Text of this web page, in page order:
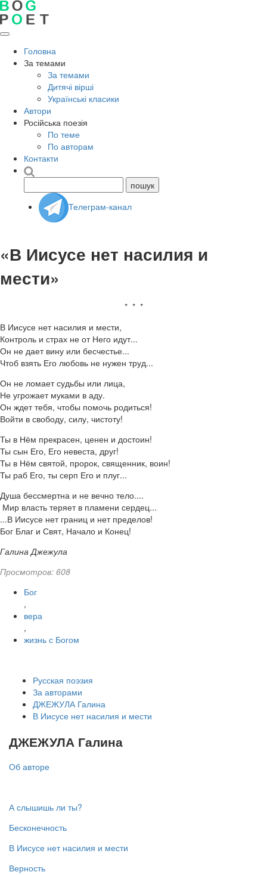
Головна
За темами
За темами
Дитячі вірші
Українські класики
Автори
Російська поезія
По теме
По авторам
Контакти
Телеграм-канал
«В Иисусе нет насилия и
мести»
* * *
В Иисусе нет насилия и мести,
Контроль и страх не от Него идут...
Он не дает вину или бесчестье...
Чтоб взять Его любовь не нужен труд...
Он не ломает судьбы или лица,
Не угрожает муками в аду.
Он ждет тебя, чтобы помочь родиться!
Войти в свободу, силу, чистоту!
Ты в Нём прекрасен, ценен и достоин!
Ты сын Его, Его невеста, друг!
Ты в Нём святой, пророк, священник, воин!
Ты раб Его, ты серп Его и плуг...
Душа бессмертна и не вечно тело....
Мир власть теряет в пламени сердец...
...В Иисусе нет границ и нет пределов!
Бог Благ и Свят, Начало и Конец!
Галина Джежула
Просмотров: 608
Бог
,
вера
,
жизнь с Богом
Русская поэзия
За авторами
ДЖЕЖУЛА Галина
В Иисусе нет насилия и мести
ДЖЕЖУЛА Галина
Об авторе
А слышишь ли ты?
Бесконечность
В Иисусе нет насилия и мести
Верность